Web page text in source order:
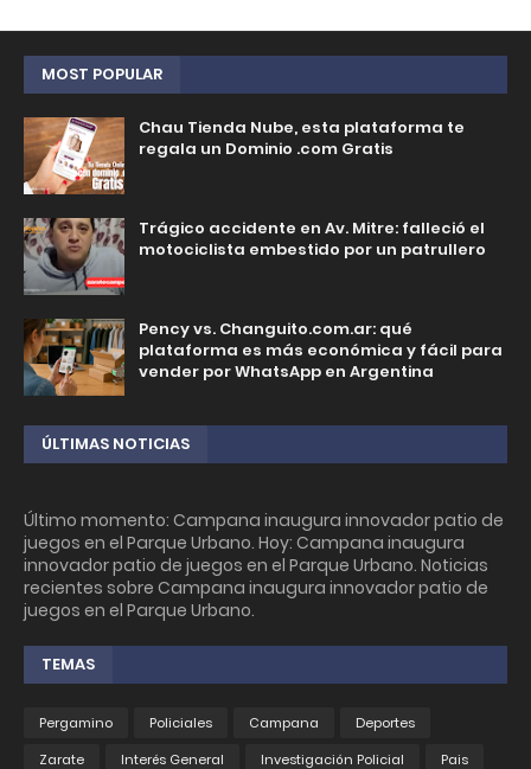
MOST POPULAR
Chau Tienda Nube, esta plataforma te
regala un Dominio .com Gratis
Trágico accidente en Av. Mitre: falleció el
motociclista embestido por un patrullero
Pency vs. Changuito.com.ar: qué
plataforma es más económica y fácil para
vender por WhatsApp en Argentina
ÚLTIMAS NOTICIAS
Último momento: Campana inaugura innovador patio de
juegos en el Parque Urbano. Hoy: Campana inaugura
innovador patio de juegos en el Parque Urbano. Noticias
recientes sobre Campana inaugura innovador patio de
juegos en el Parque Urbano.
TEMAS
Pergamino Policiales Campana
Deportes
Zarate
Interés General Investigación Policial
Pais